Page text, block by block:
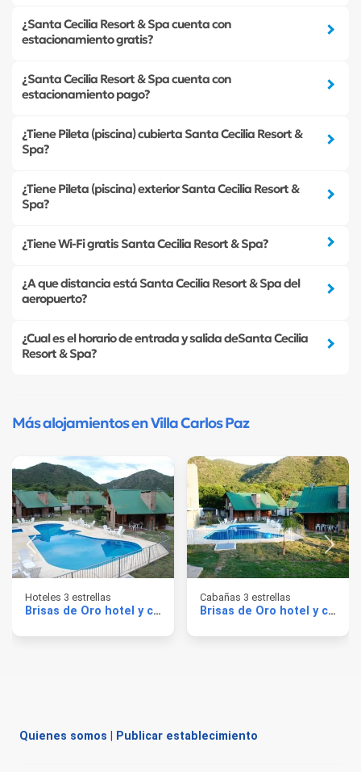
¿Santa Cecilia Resort & Spa cuenta con
estacionamiento gratis?
¿Santa Cecilia Resort & Spa cuenta con
estacionamiento pago?
¿Tiene Pileta (piscina) cubierta Santa Cecilia Resort &
Spa?
¿Tiene Pileta (piscina) exterior Santa Cecilia Resort &
Spa?
¿Tiene Wi-Fi gratis Santa Cecilia Resort & Spa?
¿A que distancia está Santa Cecilia Resort & Spa del
aeropuerto?
¿Cual es el horario de entrada y salida deSanta Cecilia
Resort & Spa?
Más alojamientos en Villa Carlos Paz
Hoteles 3 estrellas
Brisas de Oro hotel y cabañas
Cabañas 3 estrellas
Brisas de Oro hotel y cabañas
Quienes somos Publicar establecimiento